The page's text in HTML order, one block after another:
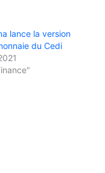
lance la version
du Cedi